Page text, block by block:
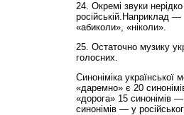
24. Окремі звуки
«абиколи», «ніколи».
25. Остаточно музику
голосних.
Синоніміка
«даремно» є 20
«дорога» 15 синонімів
синонімів — у